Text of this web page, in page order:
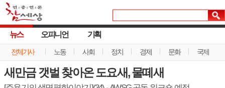
뉴스
전체기사 노동 사회 정치 경제 문화 국제
오피니언 기획
새만금 갯벌 찾아온 도요새, 물떼새